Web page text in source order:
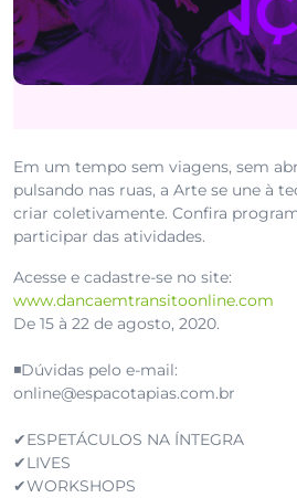
Em um tempo sem viagens, sem
pulsando nas ruas, a Arte se une à
criar coletivamente. Confira
participar das atividades.
Acesse e cadastre-se no site:
www.dancaemtransitoonline.com
De 15 à 22 de agosto, 2020. ⁣
◾Dúvidas pelo e-mail:⁣
online@espacotapias.com.br
✔ESPETÁCULOS NA ÍNTEGRA⁣
✔LIVES⁣
✔WORKSHOPS⁣